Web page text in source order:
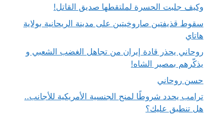
وكيف جلبت الحسرة لملتقطها صديق القاتل!
سقوط قذيفتين صاروخيتين على مدينة الريحانية بولاية
هاتاي
روحاني يحذر قادة إيران من تجاهل الغضب الشعبي و
يذكّرهم بمصير الشاه!
حسن روحاني
ترامب يحدد شروطًا لمنح الجنسية الأمريكية للأجانب..
هل تنطبق عليك؟